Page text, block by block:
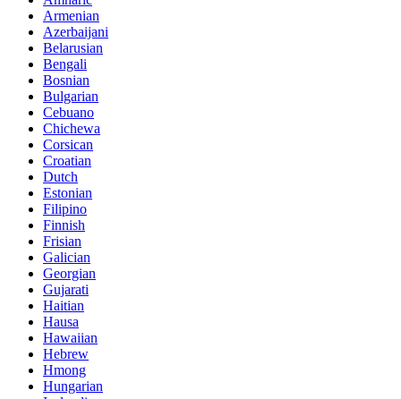
Armenian
Azerbaijani
Belarusian
Bengali
Bosnian
Bulgarian
Cebuano
Chichewa
Corsican
Croatian
Dutch
Estonian
Filipino
Finnish
Frisian
Galician
Georgian
Gujarati
Haitian
Hausa
Hawaiian
Hebrew
Hmong
Hungarian